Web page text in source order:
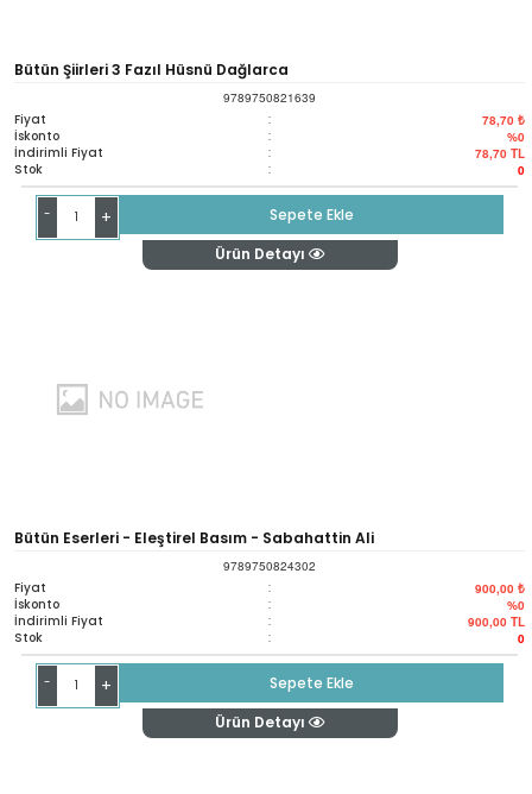
Bütün Şiirleri 3 Fazıl Hüsnü Dağlarca
9789750821639
Fiyat : 78,70 ₺
İskonto : %0
İndirimli Fiyat : 78,70 TL
Stok : 0
- +
Sepete Ekle
Ürün Detayı
Bütün Eserleri - Eleştirel Basım - Sabahattin Ali
9789750824302
Fiyat : 900,00 ₺
İskonto : %0
İndirimli Fiyat : 900,00 TL
Stok : 0
- +
Sepete Ekle
Ürün Detayı